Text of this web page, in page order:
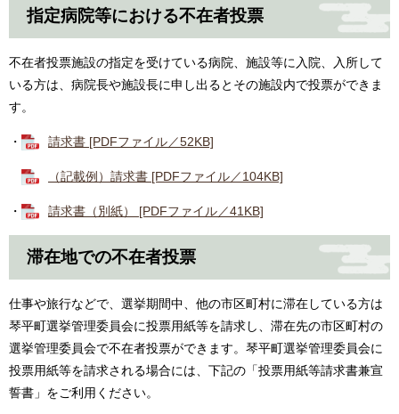
指定病院等における不在者投票
不在者投票施設の指定を受けている病院、施設等に入院、入所して
いる方は、病院長や施設長に申し出るとその施設内で投票ができま
す。
・ 請求書 [PDFファイル／52KB]
（記載例）請求書 [PDFファイル／104KB]
・ 請求書（別紙） [PDFファイル／41KB]
滞在地での不在者投票
仕事や旅行などで、選挙期間中、他の市区町村に滞在している方は
琴平町選挙管理委員会に投票用紙等を請求し、滞在先の市区町村の
選挙管理委員会で不在者投票ができます。琴平町選挙管理委員会に
投票用紙等を請求される場合には、下記の「投票用紙等請求書兼宣
誓書」をご利用ください。